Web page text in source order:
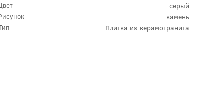
серый
камень
Плитка из керамогранита